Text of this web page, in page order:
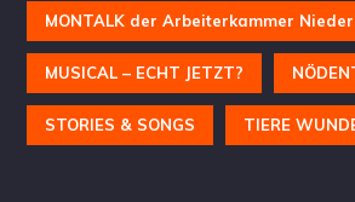
MONTALK der Arbeiterkammer
MUSICAL – ECHT JETZT?
STORIES & SONGS TIERE